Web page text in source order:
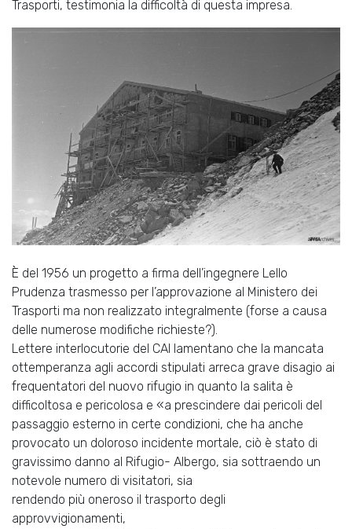
Trasporti, testimonia la difficoltà di questa impresa.
È del 1956 un progetto a firma dell’ingegnere Lello
Prudenza trasmesso per l’approvazione al Ministero dei
Trasporti ma non realizzato integralmente (forse a causa
delle numerose modifiche richieste?).
Lettere interlocutorie del CAI lamentano che la mancata
ottemperanza agli accordi stipulati arreca grave disagio ai
frequentatori del nuovo rifugio in quanto la salita è
difficoltosa e pericolosa e «a prescindere dai pericoli del
passaggio esterno in certe condizioni, che ha anche
provocato un doloroso incidente mortale, ciò è stato di
gravissimo danno al Rifugio- Albergo, sia sottraendo un
notevole numero di visitatori, sia
rendendo più oneroso il trasporto degli
approvvigionamenti,